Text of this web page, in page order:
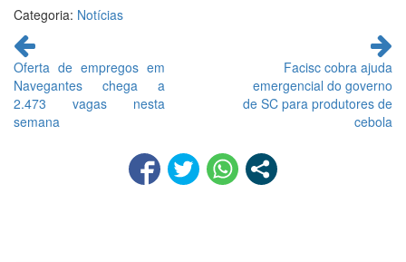
Categoria: Notícias
Continue
lendo
Oferta de empregos em
Navegantes chega a
2.473 vagas nesta
semana
Facisc cobra ajuda
emergencial do governo
de SC para produtores de
cebola